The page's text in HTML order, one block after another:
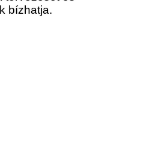
bízhatja.